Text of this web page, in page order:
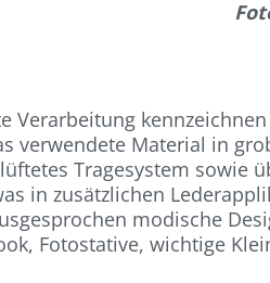
Verarbeitung
verwendete Material in
Tragesystem sowie
in zusätzlichen
modische
Fotostative, wichtige